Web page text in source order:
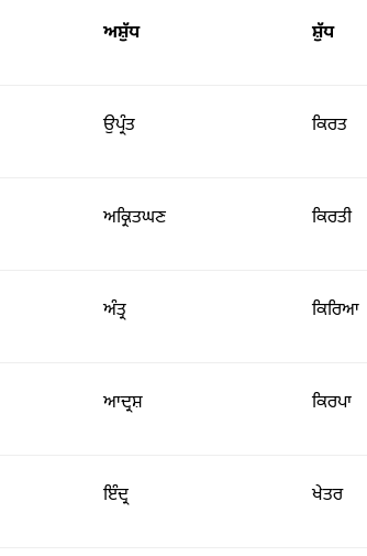
ਅਸ਼ੁੱਧ ਸ਼ੁੱਧ
ਉਪ੍ਰੰਤ ਕਿਰਤ
ਅਕ੍ਰਿਤਘਣ ਕਿਰਤੀ
ਅੰਤ੍ਰ ਕਿਰਿਆ
ਆਦ੍ਰਸ਼ ਕਿਰਪਾ
ਇੰਦ੍ਰ ਖੇਤਰ